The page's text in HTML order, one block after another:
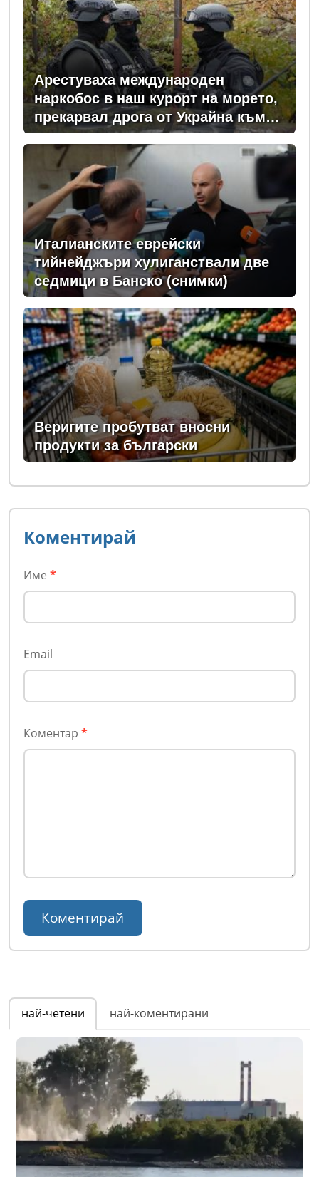
Арестуваха международен
наркобос в наш курорт на морето,
прекарвал дрога от Украйна към
ЕС
Италианските еврейски
тийнейджъри хулиганствали две
седмици в Банско (снимки)
Веригите пробутват вносни
продукти за български
Коментирай
Име *
Email
Коментар *
най-четени най-коментирани